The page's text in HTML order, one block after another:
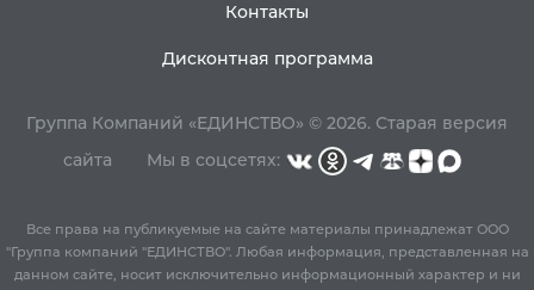
Контакты
Дисконтная программа
Группа Компаний «ЕДИНСТВО» © 2026. Старая версия
сайта
Мы в соцсетях:
Все права на публикуемые на сайте материалы принадлежат ООО
"Группа компаний "ЕДИНСТВО". Любая информация, представленная на
данном сайте, носит исключительно информационный характер и ни